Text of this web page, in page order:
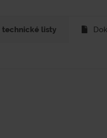
technické listy